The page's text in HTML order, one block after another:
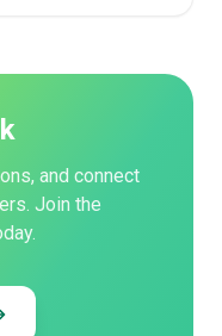
and connect
Join the